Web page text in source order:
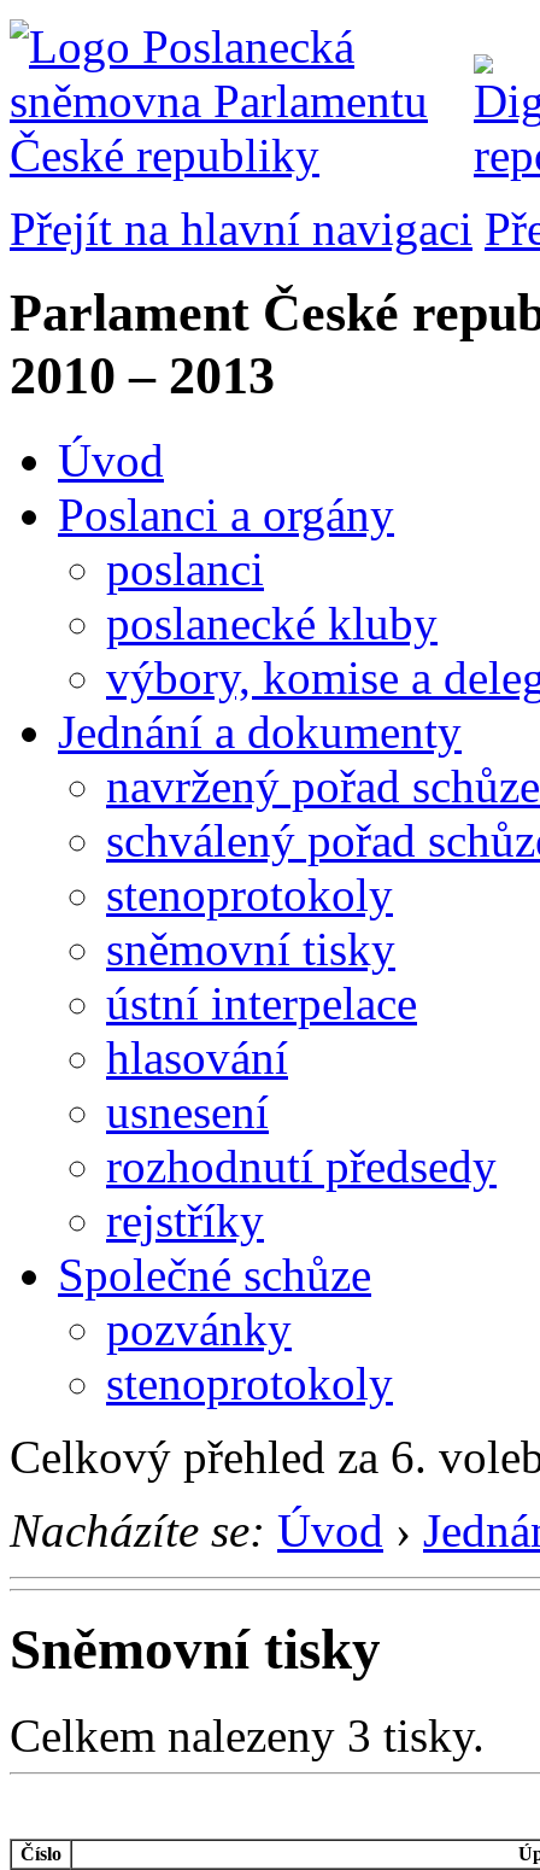
Přejít na hlavní navigaci
Parlament České
2010 – 2013
Úvod
Poslanci a orgány
poslanci
poslanecké kluby
výbory, komise a
Jednání a dokumenty
navržený pořad schůze
schválený pořad
stenoprotokoly
sněmovní tisky
ústní interpelace
hlasování
usnesení
rozhodnutí předsedy
rejstříky
Společné schůze
pozvánky
stenoprotokoly
Celkový přehled za 6.
Nacházíte se: Úvod ›
Sněmovní tisky
Celkem nalezeny 3 tisky.
Číslo